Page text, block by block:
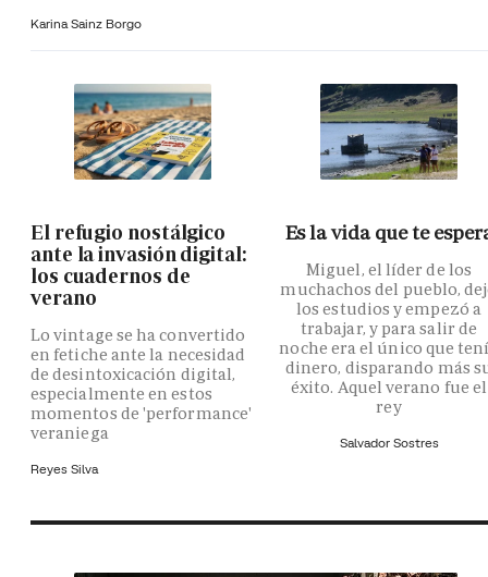
Karina Sainz Borgo
El refugio nostálgico
ante la invasión digital:
los cuadernos de
verano
Lo vintage se ha convertido
en fetiche ante la necesidad
de desintoxicación digital,
especialmente en estos
momentos de 'performance'
veraniega
Reyes Silva
Es la vida que te
Miguel, el líder de los
muchachos del pueblo,
los estudios y empezó a
trabajar, y para salir de
noche era el único que
dinero, disparando más
éxito. Aquel verano fue el
rey
Salvador Sostres